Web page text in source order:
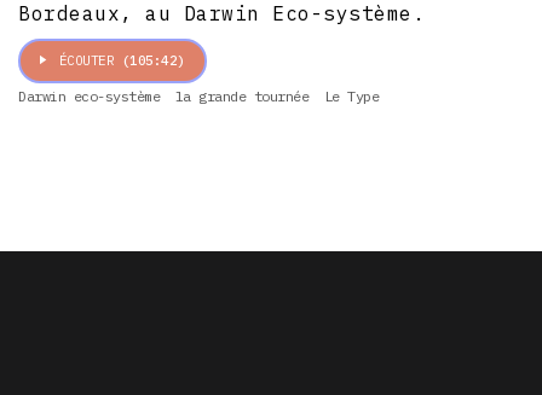
Bordeaux, au Darwin Eco-système.
ÉCOUTER (105:42)
Darwin eco-système la grande tournée Le Type